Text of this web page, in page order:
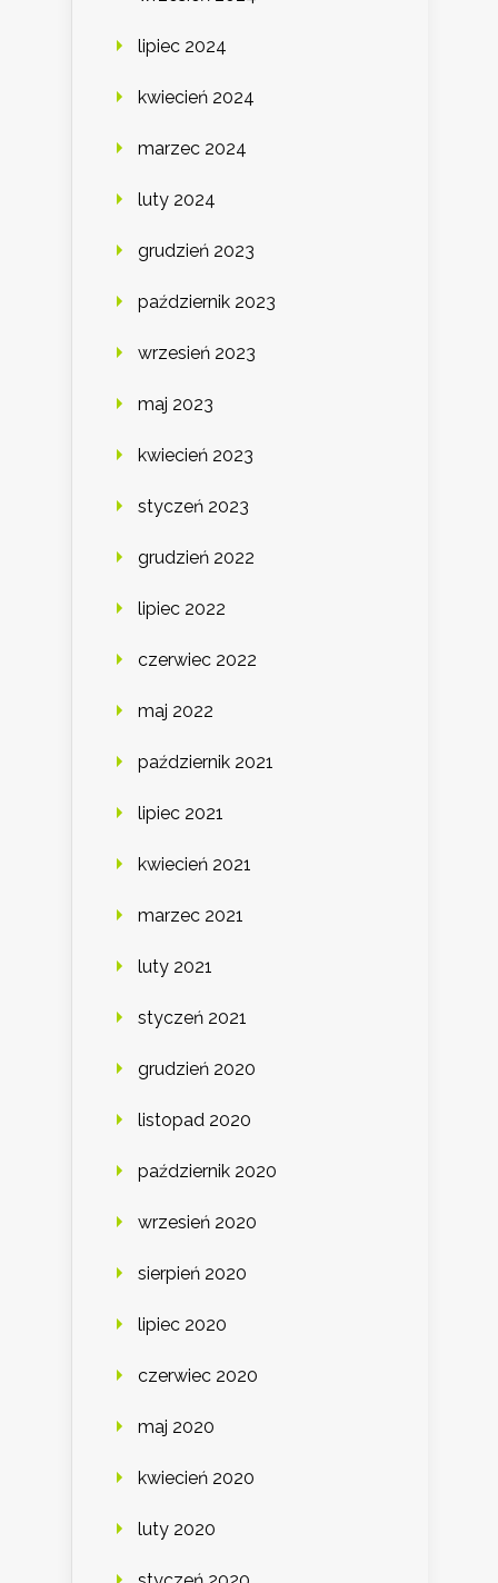
lipiec 2024
kwiecień 2024
marzec 2024
luty 2024
grudzień 2023
październik 2023
wrzesień 2023
maj 2023
kwiecień 2023
styczeń 2023
grudzień 2022
lipiec 2022
czerwiec 2022
maj 2022
październik 2021
lipiec 2021
kwiecień 2021
marzec 2021
luty 2021
styczeń 2021
grudzień 2020
listopad 2020
październik 2020
wrzesień 2020
sierpień 2020
lipiec 2020
czerwiec 2020
maj 2020
kwiecień 2020
luty 2020